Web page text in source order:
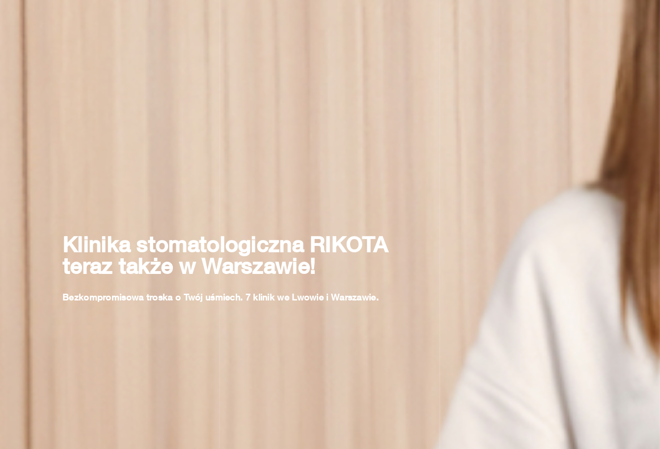
Klinika stomatologiczna RIKOTA
teraz także w Warszawie!
Bezkompromisowa troska o Twój uśmiech. 7 klinik we Lwowie i Warszawie.